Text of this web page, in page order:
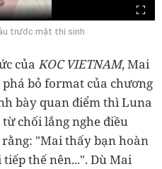
trước mặt thí sinh
của KOC VIETNAM, Mai
bỏ format của chương
bày quan điểm thì Luna
chối lắng nghe điều
rằng: "Mai thấy bạn hoàn
thế nên...". Dù Mai